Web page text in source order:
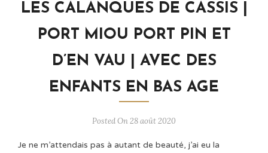
LES CALANQUES DE CASSIS |
PORT MIOU PORT PIN ET
D’EN VAU | AVEC DES
ENFANTS EN BAS AGE
Posted On 28 août 2020
Je ne m’attendais pas à autant de beauté, j’ai eu la